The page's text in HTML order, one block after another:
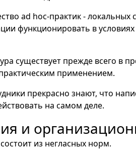
ad hoc-практик -
функционировать в
существует прежде всего в
применением.
прекрасно знают, что
на самом деле.
и
из негласных норм.